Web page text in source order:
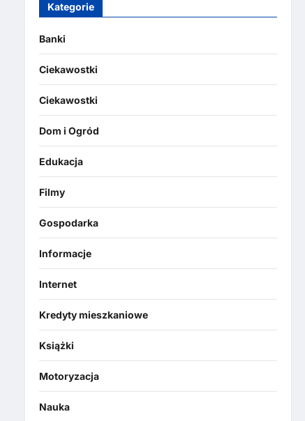
Kategorie
Banki
Ciekawostki
Ciekawostki
Dom i Ogród
Edukacja
Filmy
Gospodarka
Informacje
Internet
Kredyty mieszkaniowe
Książki
Motoryzacja
Nauka